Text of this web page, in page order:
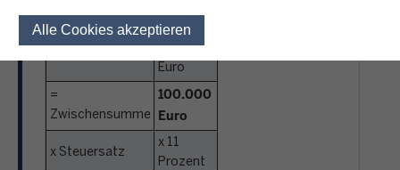
Alle Cookies akzeptieren
- Freibetrag
-
400.000
Euro
=
Zwischensumme
100.000
Euro
x Steuersatz
x 11
Prozent